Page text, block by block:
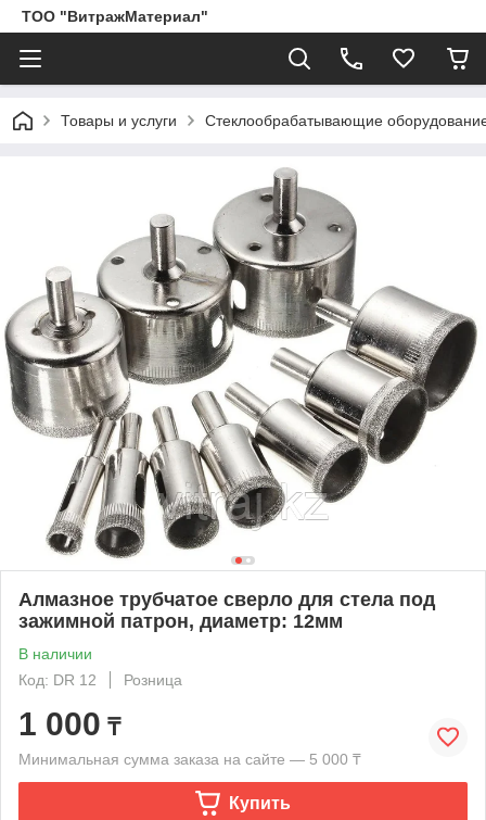
ТОО "ВитражМатериал"
Товары и услуги Стеклообрабатывающие
Алмазное трубчатое сверло для стела под
зажимной патрон, диаметр: 12мм
В наличии
Код: DR 12
Розница
1 000 ₸
Минимальная сумма заказа на сайте — 5 000 ₸
Купить